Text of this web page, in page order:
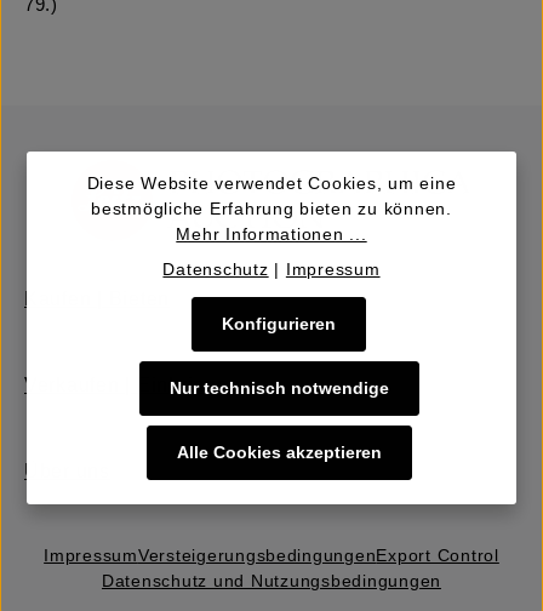
79.)
Verkaufen | Einbringen
Über uns
ImpressumVersteigerungs­bedingungenExport Control
Datenschutz und Nutzungsbedingungen
Diese Website verwendet Cookies, um eine
bestmögliche Erfahrung bieten zu können.
Mehr Informationen ...
Datenschutz | Impressum
Nur technisch notwendige
Konfigurieren
Alle Cookies akzeptieren